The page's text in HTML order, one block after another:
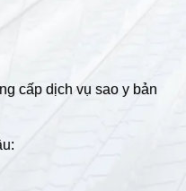
cấp dịch vụ sao y bản